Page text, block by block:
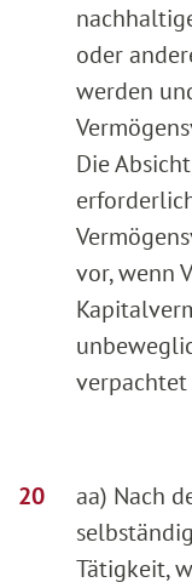
oder
werden
Die
vor, wenn
aa) Nach
Tätigkeit,